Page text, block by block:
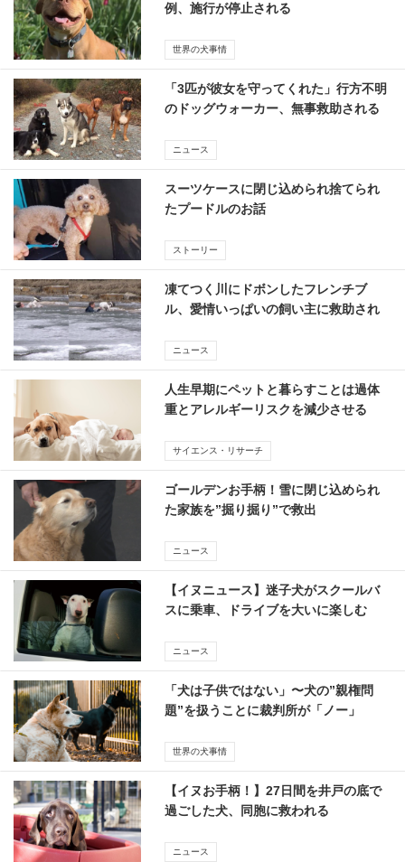
例、施行が停止される
世界の犬事情
「3匹が彼女を守ってくれた」行方不明
のドッグウォーカー、無事救助される
ニュース
スーツケースに閉じ込められ捨てられ
たプードルのお話
ストーリー
凍てつく川にドボンしたフレンチブ
ル、愛情いっぱいの飼い主に救助され
ニュース
人生早期にペットと暮らすことは過体
重とアレルギーリスクを減少させる
サイエンス・リサーチ
ゴールデンお手柄！雪に閉じ込められ
た家族を”掘り掘り”で救出
ニュース
【イヌニュース】迷子犬がスクールバ
スに乗車、ドライブを大いに楽しむ
ニュース
「犬は子供ではない」〜犬の”親権問
題”を扱うことに裁判所が「ノー」
世界の犬事情
【イヌお手柄！】27日間を井戸の底で
過ごした犬、同胞に救われる
ニュース